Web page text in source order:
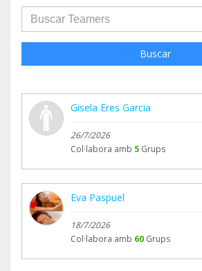
Buscar
Gisela Eres Garcia
26/7/2026
Col·labora amb 5 Grups
Eva Paspuel
18/7/2026
Col·labora amb 60 Grups